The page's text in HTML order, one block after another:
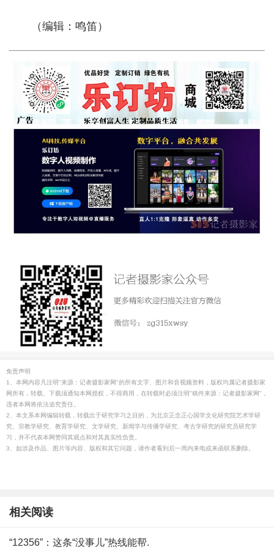
（编辑：鸣笛）
免责声明
1、本网内容凡注明"来源：记者摄影家网"的所有文字、图片和音视频资料，版权均属记者摄影家
网所有，转载、下载须通知本网授权，不得商用，在转载时必须注明"稿件来源：记者摄影家网"，
违者本网将依法追究责任。
2、本文系本网编辑转载，转载出于研究学习之目的，为北京正念正心国学文化研究院艺术学研
究、宗教学研究、教育学研究、文学研究、新闻学与传播学研究、考古学研究的研究员研究学
习，并不代表本网赞同其观点和对其真实性负责。
3、如涉及作品、图片等内容、版权和其它问题，请作者看到后一周内来电或来函联系删除。
相关阅读
“12356”：这条“没事儿”热线能帮.